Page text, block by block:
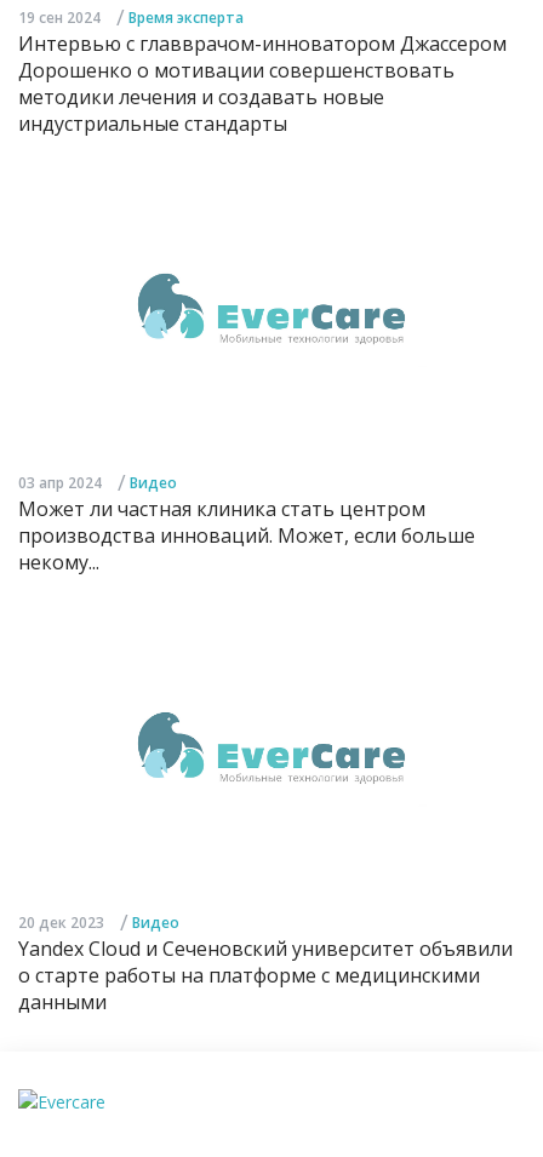
19 сен 2024 / Время эксперта
Интервью с главврачом-инноватором Джассером
Дорошенко о мотивации совершенствовать
методики лечения и создавать новые
индустриальные стандарты
03 апр 2024 / Видео
Может ли частная клиника стать центром
производства инноваций. Может, если больше
некому...
20 дек 2023 / Видео
Yandex Cloud и Сеченовский университет объявили
о старте работы на платформе с медицинскими
данными